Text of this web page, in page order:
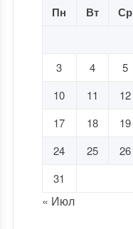
Пн Вт Ср
3
4 5
10
11 12
17
18 19
24
25 26
31
« Июл